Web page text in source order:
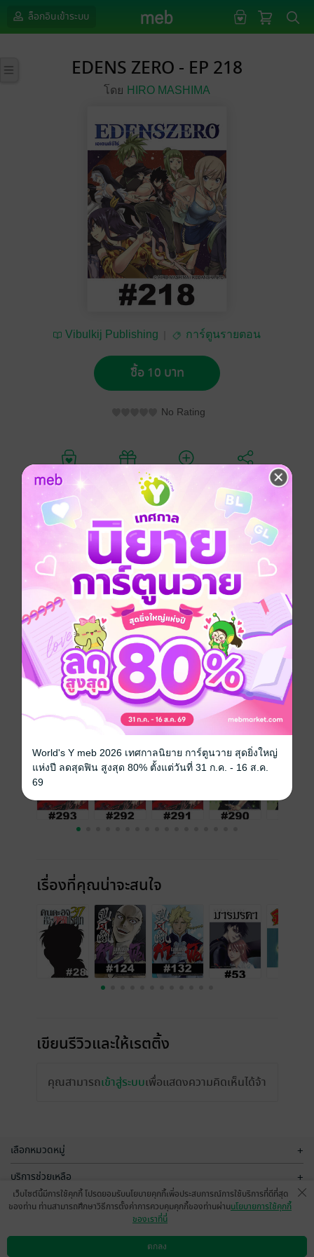
ล็อกอินเข้าระบบ
EDENS ZERO - EP 218
โดย HIRO MASHIMA
Vibulkij Publishing การ์ตูนรายตอน
ซื้อ 10 บาท
No Rating
อยากได้ ซื้อเป็นของขวัญ
การ์ตูนญี่ปุ่น แอกชัน ผจญภัย แฟนตาซี
EDENS ZERO (รายตอน)
ประเภทไฟล์ pdf
วันที่วางขาย 07 ธันวาคม 2565
ความยาว 22 หน้า
ราคาปก 10 บาท
เล่มอื่นๆ ในซีรีส์ ดูทั้งหมด
เรื่องที่คุณน่าจะสนใจ
เขียนรีวิวและให้เรตติ้ง
คุณสามารถเข้าสู่ระบบเพื่อแสดงความคิดเห็นได้จ้า
เลือกหมวดหมู่ +
บริการช่วยเหลือ +
เกี่ยวกับเรา
ติดต่อเรา
เว็บไซต์นี้มีการใช้คุกกี้ โปรดยอมรับนโยบายคุกกี้เพื่อประสบการณ์การใช้บริการที่ดีที่สุด
ของท่าน ท่านสามารถศึกษาวิธีการตั้งค่าการควบคุมคุกกี้ของท่านผ่านนโยบายการใช้คุกกี้
ของเราที่นี่
ตกลง
World's Y meb 2026 เทศกาลนิยาย การ์ตูนวาย สุดยิ่งใหญ่
แห่งปี ลดสุดฟิน สูงสุด 80% ตั้งแต่วันที่ 31 ก.ค. - 16 ส.ค.
69